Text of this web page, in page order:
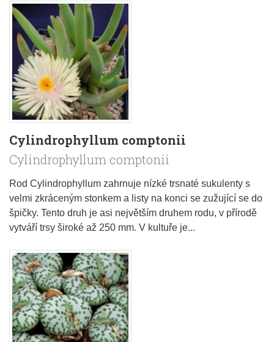
Cylindrophyllum comptonii
Cylindrophyllum comptonii
Rod Cylindrophyllum zahrnuje nízké trsnaté sukulenty s
velmi zkráceným stonkem a listy na konci se zužující se do
špičky. Tento druh je asi největším druhem rodu, v přírodě
vytváří trsy široké až 250 mm. V kultuře je...